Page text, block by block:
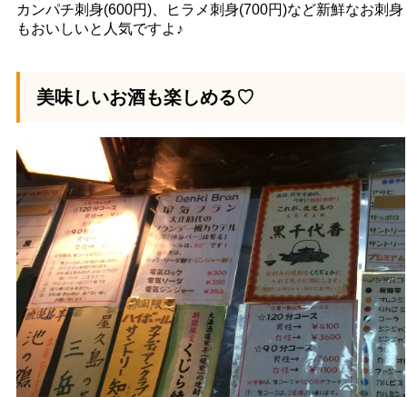
カンパチ刺身(600円)、ヒラメ刺身(700円)など新鮮なお刺身
もおいしいと人気ですよ♪
美味しいお酒も楽しめる♡